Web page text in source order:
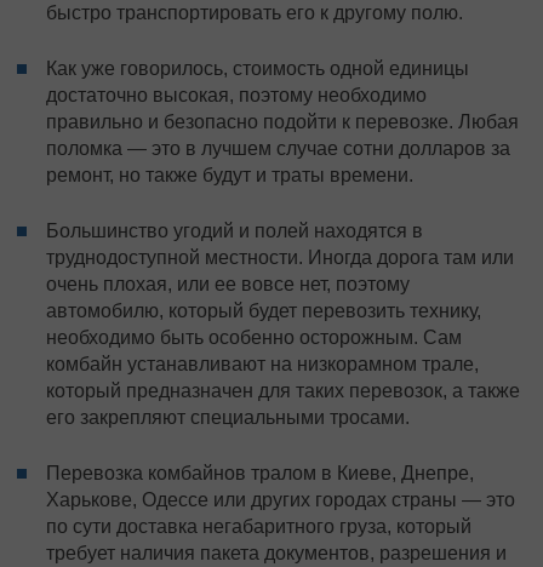
быстро транспортировать его к другому полю.
Как уже говорилось, стоимость одной единицы
достаточно высокая, поэтому необходимо
правильно и безопасно подойти к перевозке. Любая
поломка — это в лучшем случае сотни долларов за
ремонт, но также будут и траты времени.
Большинство угодий и полей находятся в
труднодоступной местности. Иногда дорога там или
очень плохая, или ее вовсе нет, поэтому
автомобилю, который будет перевозить технику,
необходимо быть особенно осторожным. Сам
комбайн устанавливают на низкорамном трале,
который предназначен для таких перевозок, а также
его закрепляют специальными тросами.
Перевозка комбайнов тралом в Киеве, Днепре,
Харькове, Одессе или других городах страны — это
по сути доставка негабаритного груза, который
требует наличия пакета документов, разрешения и